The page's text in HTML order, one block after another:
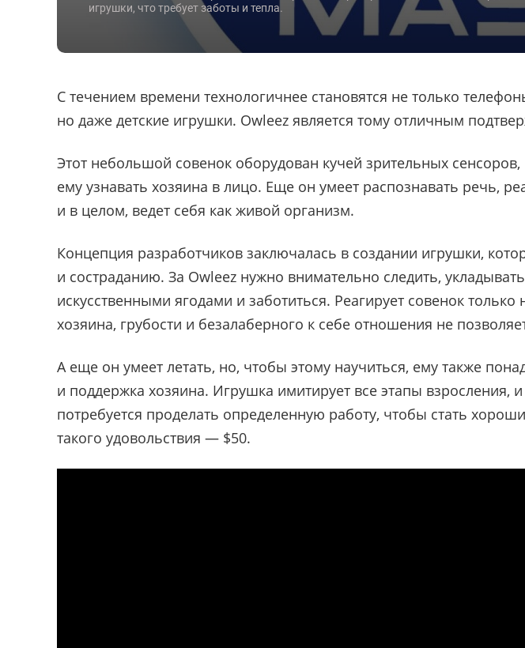
игрушки, что требует заботы и тепла.
С течением времени технологичнее становятся не только
но даже детские игрушки. Owleez является тому отличным
Этот небольшой совенок оборудован кучей зрительных
ему узнавать хозяина в лицо. Еще он умеет распознавать речь,
и в целом, ведет себя как живой организм.
Концепция разработчиков заключалась в создании игрушки,
и состраданию. За Owleez нужно внимательно следить,
искусственными ягодами и заботиться. Реагирует совенок только
хозяина, грубости и безалаберного к себе отношения не
А еще он умеет летать, но, чтобы этому научиться, ему также
и поддержка хозяина. Игрушка имитирует все этапы взросления,
потребуется проделать определенную работу, чтобы стать
такого удовольствия — $50.